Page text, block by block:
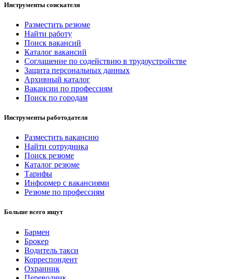
Инструменты соискателя
Разместить резюме
Найти работу
Поиск вакансий
Каталог вакансий
Соглашение по содействию в трудоустройстве
Защита персональных данных
Архивный каталог
Вакансии по профессиям
Поиск по городам
Инструменты работодателя
Разместить вакансию
Найти сотрудника
Поиск резюме
Каталог резюме
Тарифы
Информер с вакансиями
Резюме по профессиям
Больше всего ищут
Бармен
Брокер
Водитель такси
Корреспондент
Охранник